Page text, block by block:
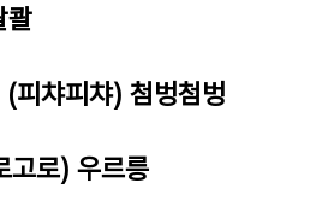
콸
챠피챠) 첨벙첨벙
로) 우르릉